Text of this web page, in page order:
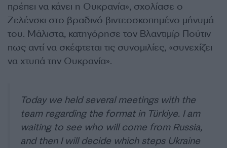
πρέπει να κάνει η Ουκρανία», σχολίασε ο
Ζελένσκι στο βραδινό βιντεοσκοπημένο μήνυμά
του. Μάλιστα, κατηγόρησε τον Βλαντιμίρ Πούτιν
πως αντί να σκέφτεται τις συνομιλίες, «συνεχίζει
να χτυπά την Ουκρανία».
Today we held several meetings with the
team regarding the format in Türkiye. I am
waiting to see who will come from Russia,
and then I will decide which steps Ukraine